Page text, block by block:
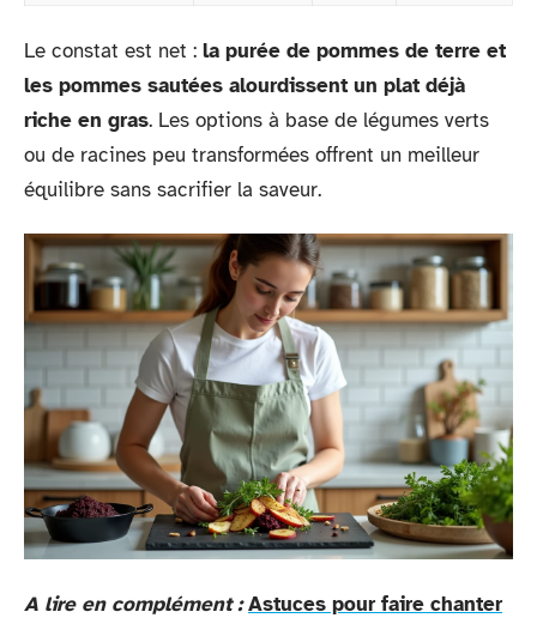
Le constat est net : la purée de pommes de terre et
les pommes sautées alourdissent un plat déjà
riche en gras. Les options à base de légumes verts
ou de racines peu transformées offrent un meilleur
équilibre sans sacrifier la saveur.
A lire en complément : Astuces pour faire chanter